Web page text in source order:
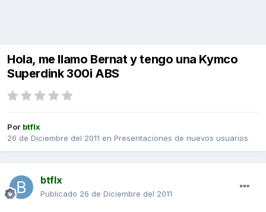
Hola, me llamo Bernat y tengo una Kymco
Superdink 300i ABS
Por btflx
26 de Diciembre del 2011 en Presentaciones de nuevos usuarios
btflx
Publicado 26 de Diciembre del 2011